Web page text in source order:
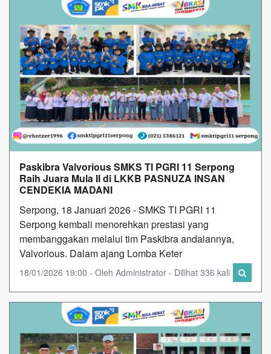
Paskibra Valvorious SMKS TI PGRI 11 Serpong
Raih Juara Mula II di LKKB PASNUZA INSAN
CENDEKIA MADANI
Serpong, 18 Januari 2026 - SMKS TI PGRI 11
Serpong kembali menorehkan prestasi yang
membanggakan melalui tim Paskibra andalannya,
Valvorious. Dalam ajang Lomba Keter
18/01/2026 19:00 - Oleh Administrator - Dilihat 336 kali